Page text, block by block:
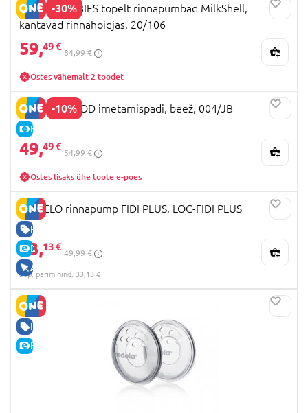
-30%
CANPOL BABIES topelt rinnapumbad MilkShell,
kantavad rinnahoidjas, 20/106
59,49 €
84,99 €
Ostes vähemalt 2 toodet
-10%
E-HIND
MOTHERHOOD imetamispadi, beež, 004/JB
49,49 €
54,99 €
Ostes lisaks ühe toote e-poes
HEA HIND
E-HIND
AINULT VEEBIS
LIONELO rinnapump FIDI PLUS, LOC-FIDI PLUS
33,13 €
49,99 €
30p. parim hind: 33,13 €
HEA HIND
E-HIND